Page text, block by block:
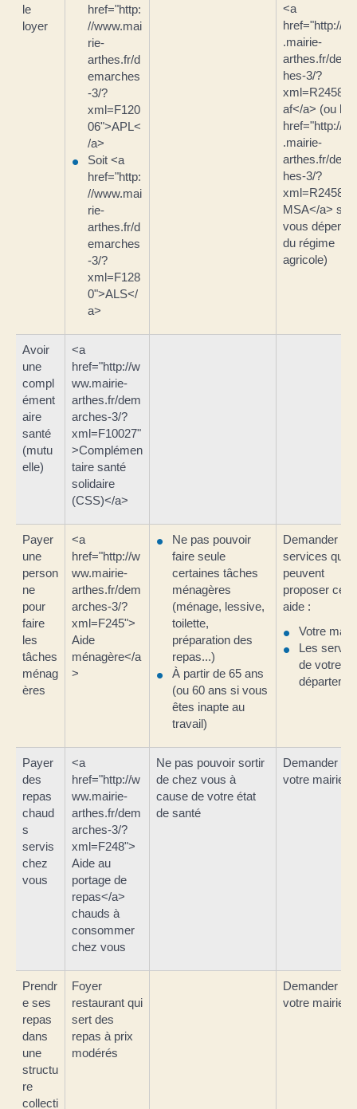
le
loyer
href="http:
//www.mai
rie-
arthes.fr/d
emarches
-3/?
xml=F120
06">APL<
/a>
Soit <a
href="http:
//www.mai
rie-
arthes.fr/d
emarches
-3/?
xml=F128
0">ALS</
a>
<a
href="http://
.mairie-
arthes.fr/
hes-3/?
af</a> (ou la
href="http://
.mairie-
arthes.fr/
hes-3/?
MSA</a> si
vous
du régime
agricole)
Avoir
une
compl
ément
aire
santé
(mutu
elle)
<a
href="http://w
ww.mairie-
arthes.fr/dem
arches-3/?
xml=F10027"
>Complémen
taire santé
solidaire
(CSS)</a>
Payer
une
person
ne
pour
faire
les
tâches
ménag
ères
<a
href="http://w
ww.mairie-
arthes.fr/dem
arches-3/?
xml=F245">
Aide
ménagère</a
>
Ne pas pouvoir
faire seule
certaines tâches
ménagères
(ménage, lessive,
toilette,
préparation des
repas...)
À partir de 65 ans
(ou 60 ans si vous
êtes inapte au
travail)
Demander
services qui
peuvent
proposer cette
aide :
Votre
Les
de votre
Payer
des
repas
chaud
s
servis
chez
vous
<a
href="http://w
ww.mairie-
arthes.fr/dem
arches-3/?
xml=F248">
Aide au
portage de
repas</a>
chauds à
consommer
chez vous
Ne pas pouvoir sortir
de chez vous à
cause de votre état
de santé
Demander à
votre mairie
Prendr
e ses
repas
dans
une
structu
re
collecti
Foyer
restaurant qui
sert des
repas à prix
modérés
Demander à
votre mairie